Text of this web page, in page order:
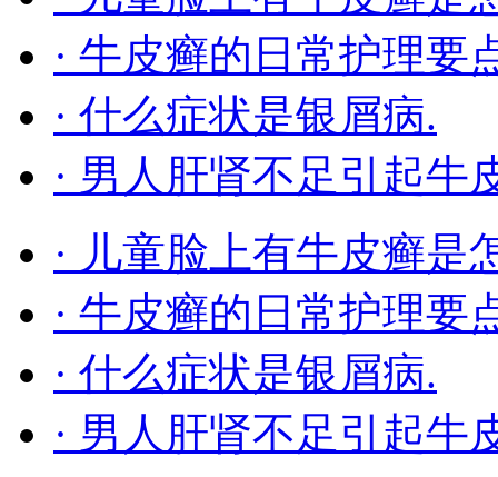
· 牛皮癣的日常护理要
· 什么症状是银屑病.
· 男人肝肾不足引起牛
· 儿童脸上有牛皮癣是
· 牛皮癣的日常护理要
· 什么症状是银屑病.
· 男人肝肾不足引起牛